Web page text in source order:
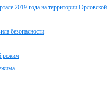
2019 года на территории Орловской
безопасности
режим